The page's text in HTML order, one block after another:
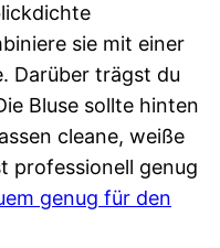
sie mit einer
Darüber trägst du
Bluse sollte hinten
cleane, weiße
professionell genug
genug für den